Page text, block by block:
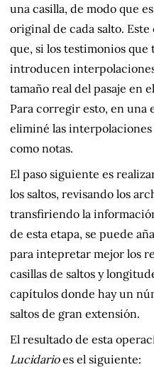
una casilla, de modo que
original de cada salto.
que, si los testimonios que
introducen
tamaño real del pasaje en
Para corregir esto, en una
eliminé las interpolaciones
como notas.
El paso siguiente es
los saltos, revisando los
transfiriendo la
de esta etapa, se puede
para intepretar mejor los
casillas de saltos y
capítulos donde hay un
saltos de gran extensión.
El resultado de esta
Lucidarioes el siguiente: